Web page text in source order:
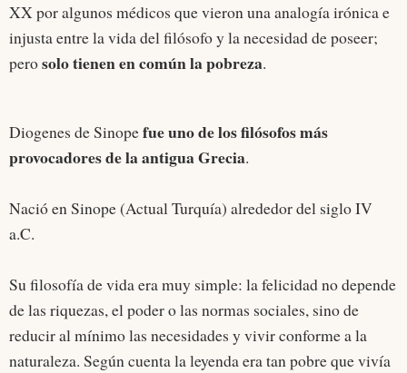
XX por algunos médicos que vieron una analogía irónica e
injusta entre la vida del filósofo y la necesidad de poseer;
perosolo tienen en común la pobreza.
Diogenes de Sinopefue uno de los filósofos más
provocadores de la antigua Grecia.
Nació en Sinope (Actual Turquía) alrededor del siglo IV
a.C.
Su filosofía de vida era muy simple: la felicidad no depende
de las riquezas, el poder o las normas sociales, sino de
reducir al mínimo las necesidades y vivir conforme a la
naturaleza. Según cuenta la leyenda era tan pobre que vivía